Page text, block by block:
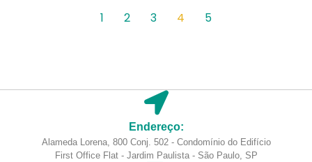
1 2 3 4 5
Endereço:
Alameda Lorena, 800 Conj. 502 - Condomínio do Edifício
First Office Flat - Jardim Paulista - São Paulo, SP